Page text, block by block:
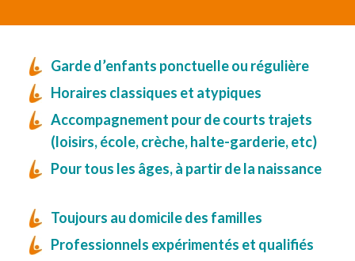
Garde d’enfants ponctuelle ou régulière
Horaires classiques et atypiques
Accompagnement pour de courts trajets
(loisirs, école, crèche, halte-garderie, etc)
Pour tous les âges, à partir de la naissance
Toujours au domicile des familles
Professionnels expérimentés et qualifiés